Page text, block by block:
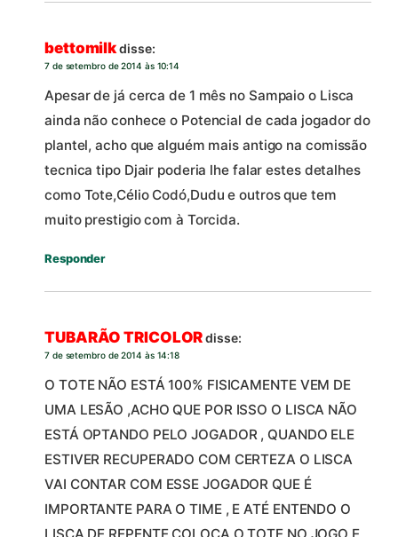
bettomilkdisse:
7 de setembro de 2014 às 10:14
Apesar de já cerca de 1 mês no Sampaio o Lisca
ainda não conhece o Potencial de cada jogador do
plantel, acho que alguém mais antigo na comissão
tecnica tipo Djair poderia lhe falar estes detalhes
como Tote,Célio Codó,Dudu e outros que tem
muito prestigio com à Torcida.
Responder
TUBARÃO TRICOLORdisse:
7 de setembro de 2014 às 14:18
O TOTE NÃO ESTÁ 100% FISICAMENTE VEM DE
UMA LESÃO ,ACHO QUE POR ISSO O LISCA NÃO
ESTÁ OPTANDO PELO JOGADOR , QUANDO ELE
ESTIVER RECUPERADO COM CERTEZA O LISCA
VAI CONTAR COM ESSE JOGADOR QUE É
IMPORTANTE PARA O TIME , E ATÉ ENTENDO O